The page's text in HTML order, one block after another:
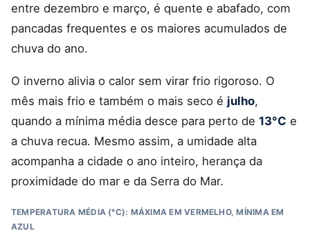
entre dezembro e março, é quente e abafado, com
pancadas frequentes e os maiores acumulados de
chuva do ano.
O inverno alivia o calor sem virar frio rigoroso. O
mês mais frio e também o mais seco é julho,
quando a mínima média desce para perto de 13°C e
a chuva recua. Mesmo assim, a umidade alta
acompanha a cidade o ano inteiro, herança da
proximidade do mar e da Serra do Mar.
TEMPERATURA MÉDIA (°C): MÁXIMA EM VERMELHO, MÍNIMA EM
AZUL